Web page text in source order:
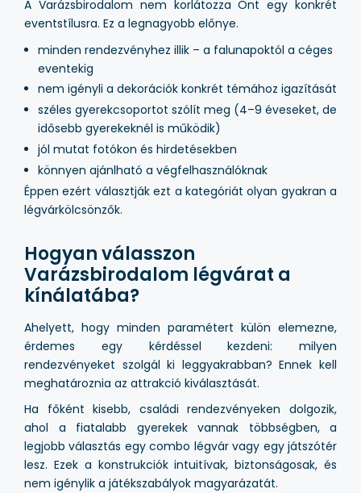
A Varázsbirodalom nem korlátozza Önt egy konkrét
eventstílusra. Ez a legnagyobb előnye.
minden rendezvényhez illik – a falunapoktól a céges
eventekig
nem igényli a dekorációk konkrét témához igazítását
széles gyerekcsoportot szólít meg (4–9 éveseket, de
idősebb gyerekeknél is működik)
jól mutat fotókon és hirdetésekben
könnyen ajánlható a végfelhasználóknak
Éppen ezért választják ezt a kategóriát olyan gyakran a
légvárkölcsönzők.
Hogyan válasszon
Varázsbirodalom légvárat a
kínálatába?
Ahelyett, hogy minden paramétert külön elemezne,
érdemes egy kérdéssel kezdeni: milyen
rendezvényeket szolgál ki leggyakrabban? Ennek kell
meghatároznia az attrakció kiválasztását.
Ha főként kisebb, családi rendezvényeken dolgozik,
ahol a fiatalabb gyerekek vannak többségben, a
legjobb választás egy combo légvár vagy egy játszótér
lesz. Ezek a konstrukciók intuitívak, biztonságosak, és
nem igénylik a játékszabályok magyarázatát.